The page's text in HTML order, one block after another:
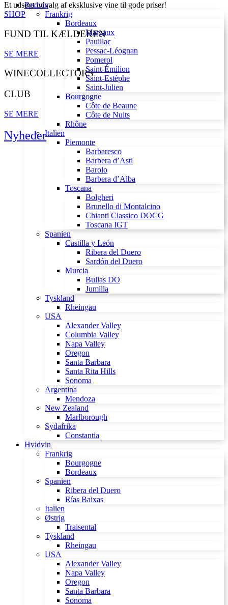
Rødvin
Frankrig
Bordeaux
Margaux
Pauillac
Pessac-Léognan
Pomerol
Saint-Émilion
Saint-Estèphe
Saint-Julien
Bourgogne
Côte de Beaune
Côte de Nuits
Rhône
Italien
Piemonte
Barbaresco
Barbera d’Asti
Barolo
Barbera d’Alba
Toscana
Bolgheri
Brunello di Montalcino
Chianti Classico DOCG
Toscana IGT
Spanien
Castilla y León
Ribera del Duero
Sardón del Duero
Murcia
Bullas DO
Jumilla
Tyskland
Rheingau
USA
Alexander Valley
Columbia Valley
Napa Valley
Oregon
Santa Barbara
Santa Rita Hills
Sonoma
Argentina
Mendoza
New Zealand
Marlborough
Sydafrika
Constantia
Hvidvin
Frankrig
Bourgogne
Bordeaux
Spanien
Ribera del Duero
Rías Baixas
Italien
Østrig
Traisental
Tyskland
Rheingau
USA
Alexander Valley
Napa Valley
Oregon
Santa Barbara
Sonoma
Et udsøgt udvalg af eksklusive vine til gode priser!
SHOP
FUND TIL KÆLDEREN
SE MERE
WINECOLLECTORS
CLUB
SE MERE
Nyheder